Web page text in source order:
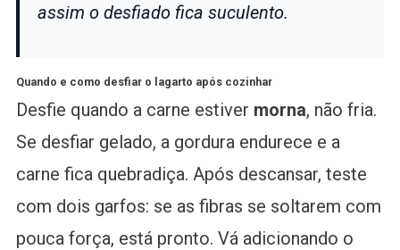
assim o desfiado fica suculento.
Quando e como desfiar o lagarto após cozinhar
Desfie quando a carne estiver morna, não fria.
Se desfiar gelado, a gordura endurece e a
carne fica quebradiça. Após descansar, teste
com dois garfos: se as fibras se soltarem com
pouca força, está pronto. Vá adicionando o